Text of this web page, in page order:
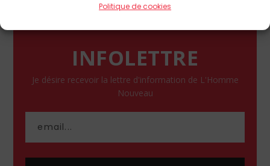
Politique de cookies
INFOLETTRE
Je désire recevoir la lettre d'information de L'Homme
Nouveau